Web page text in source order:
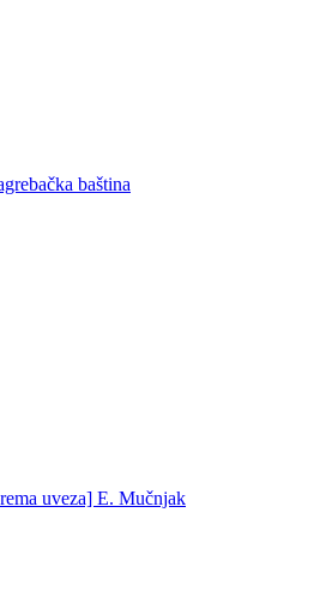
baština
uveza] E. Mučnjak